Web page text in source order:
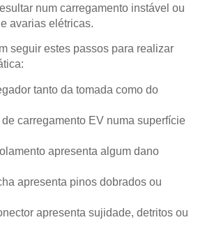
num carregamento instável ou
avarias elétricas.
seguir estes passos para realizar
tanto da tomada como do
carregamento EV numa superfície
apresenta algum dano
apresenta pinos dobrados ou
apresenta sujidade, detritos ou